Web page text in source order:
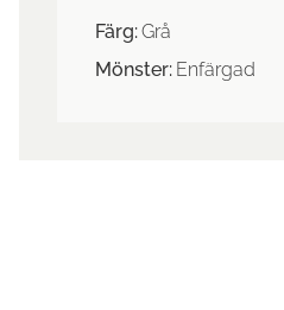
Färg:Grå
Mönster: Enfärgad